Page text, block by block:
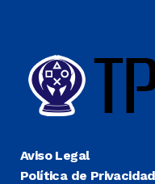
Aviso Legal
Política de Privacidad